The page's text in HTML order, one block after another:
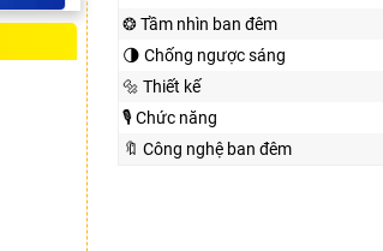
❂ Tầm nhìn ban đêm
🌗 Chống ngược sáng
🔩 Thiết kế
🎙 Chức năng
🔖 Công nghệ ban đêm